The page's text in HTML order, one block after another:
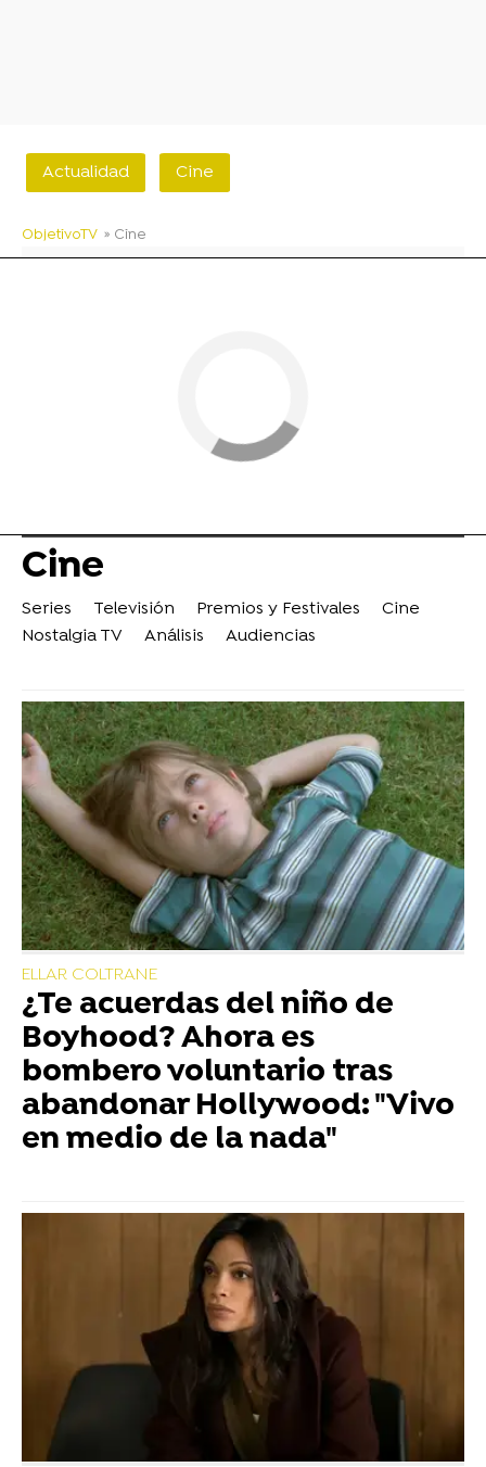
Actualidad Cine
ObjetivoTV » Cine
Cine
Series Televisión Premios y Festivales
Cine
Nostalgia TV
Análisis Audiencias
ELLAR COLTRANE
¿Te acuerdas del niño de
Boyhood? Ahora es
bombero voluntario tras
abandonar Hollywood: "Vivo
en medio de la nada"